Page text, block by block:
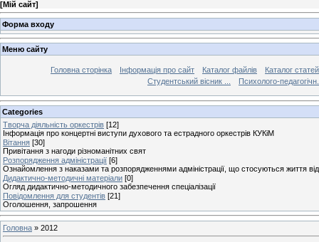
[Мій сайт]
Форма входу
Меню сайту
Головна сторінка Інформація про сайт Каталог файлів
Каталог статей
Студентський вісник ...
Психолого-
Categories
Творча діяльність оркестрів [12]
Інформація про концертні виступи духового та естрадного оркестрів КУКіМ
Вітання [30]
Привітання з нагоди різноманітних свят
Розпорядження адміністрації [6]
Ознайомлення з наказами та розпорядженнями адміністрації, що стосуються життя
Дидактично-методичні матеріали [0]
Огляд дидактично-методичного забезпечення спеціалізації
Повідомлення для студентів [21]
Оголошення, запрошення
Головна » 2012